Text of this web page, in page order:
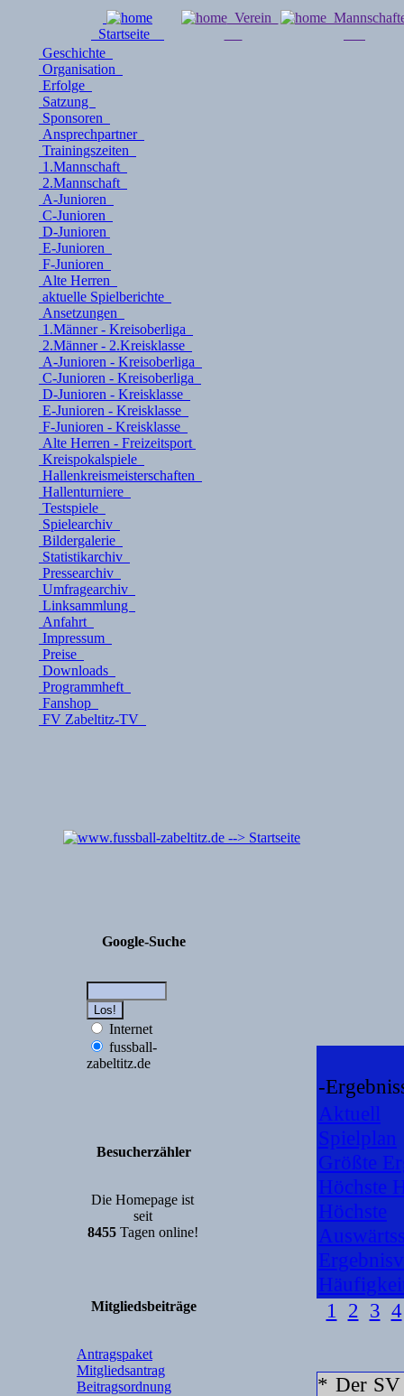
Startseite
Verein
Geschichte
Organisation
Erfolge
Satzung
Sponsoren
Ansprechpartner
Trainingszeiten
1.Mannschaft
2.Mannschaft
A-Junioren
C-Junioren
D-Junioren
E-Junioren
F-Junioren
Alte Herren
aktuelle Spielberichte
Ansetzungen
1.Männer - Kreisoberliga
2.Männer - 2.Kreisklasse
A-Junioren - Kreisoberliga
C-Junioren - Kreisoberliga
D-Junioren - Kreisklasse
E-Junioren - Kreisklasse
F-Junioren - Kreisklasse
Alte Herren - Freizeitsport
Kreispokalspiele
Hallenkreismeisterschaften
Hallenturniere
Testspiele
Spielearchiv
Bildergalerie
Statistikarchiv
Pressearchiv
Umfragearchiv
Linksammlung
Anfahrt
Impressum
Preise
Downloads
Programmheft
Fanshop
FV Zabeltitz-TV
Google-Suche
Internet
fussball-
zabeltitz.de
Besucherzähler
Die Homepage ist
seit
8455Tagen online!
Mitgliedsbeiträge
Antragspaket
Mitgliedsantrag
Beitragsordnung
-
Aktuell
Spielplan
Größte
Höchste
Höchste
1
2 3 4
* Der SV